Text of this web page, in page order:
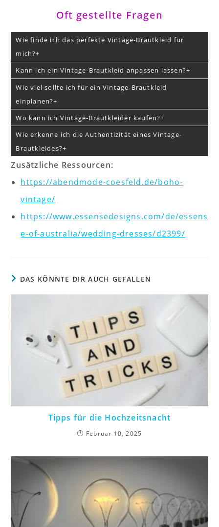
Oft gestellte Fragen
Wie finde ich das perfekte Vintage-Brautkleid für
mich?
Kann ich ein Vintage-Brautkleid anpassen lassen?
Wie viel sollte ich für ein Vintage-Brautkleid
einplanen?
Wo kann ich Vintage-Brautkleider kaufen?
Wie erkenne ich die Authentizität eines Vintage-
Brautkleides?
Zusätzliche Ressourcen:
https://abendmode-coesfeld.de/boho-
vintage/
https://www.essensedesigns.com/de/essens
e-of-australia/wedding-dresses/d2399/
DAS KÖNNTE DIR AUCH GEFALLEN
Tipps für die Hochzeitsnacht
Februar 10, 2025